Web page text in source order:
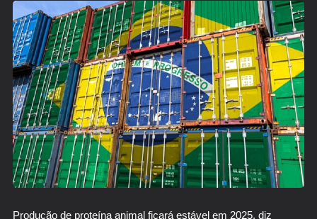
Produção de proteína animal ficará estável em 2025, diz